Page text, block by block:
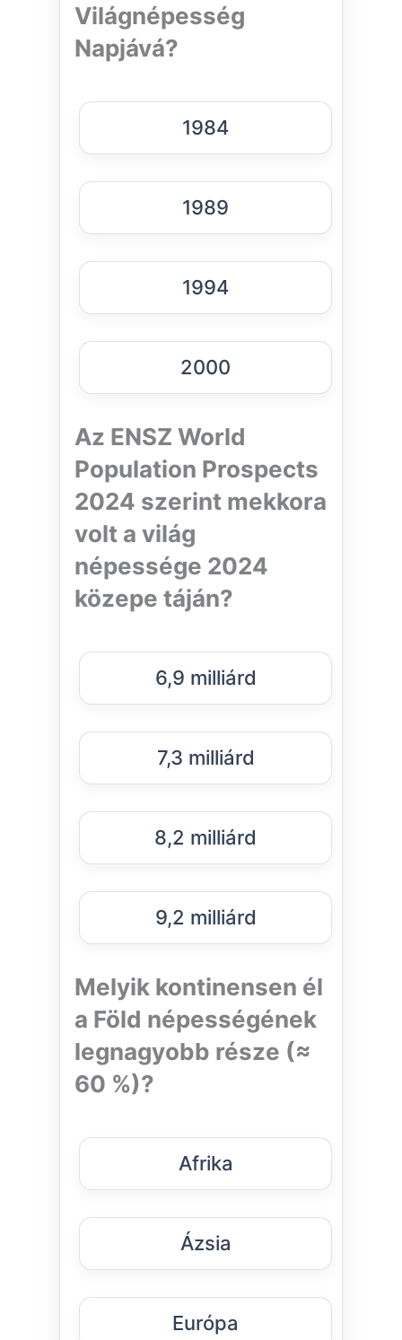
Világnépesség
Napjává?
1984
1989
1994
2000
Az ENSZ World
Population Prospects
2024 szerint mekkora
volt a világ
népessége 2024
közepe táján?
6,9 milliárd
7,3 milliárd
8,2 milliárd
9,2 milliárd
Melyik kontinensen él
a Föld népességének
legnagyobb része (≈
60 %)?
Afrika
Ázsia
Európa